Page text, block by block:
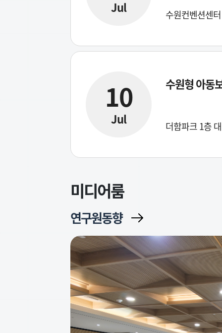
Jul 수원컨벤션센
10
Jul
수원형 아동
더함파크 1층
미디어룸
연구원동향